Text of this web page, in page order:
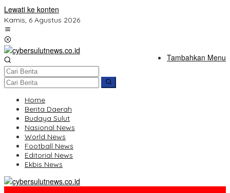
Lewati ke konten
Kamis, 6 Agustus 2026
Tambahkan Menu
Home
Berita Daerah
Budaya Sulut
Nasional News
World News
Football News
Editorial News
Ekbis News